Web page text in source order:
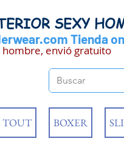
SEXY
Tienda
envió gratuito
TOUT BOXER